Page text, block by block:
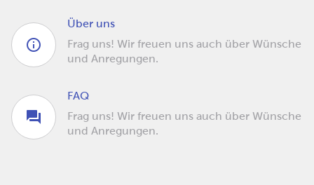
Über uns
Frag uns! Wir freuen uns auch über Wünsche
und Anregungen.
FAQ
Frag uns! Wir freuen uns auch über Wünsche
und Anregungen.